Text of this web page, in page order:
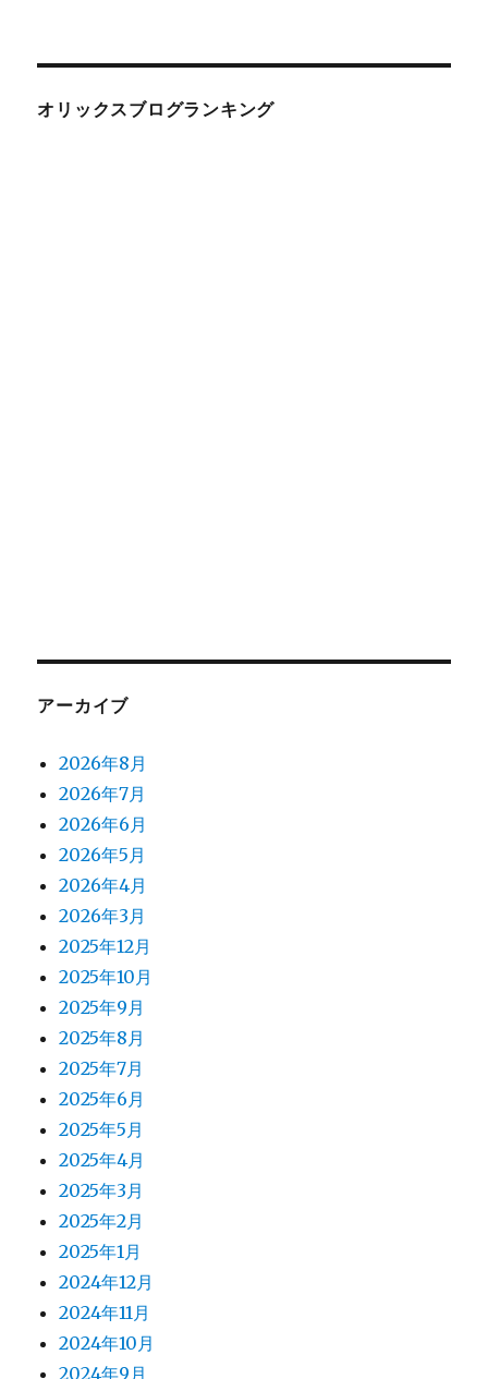
オリックスブログランキング
アーカイブ
2026年8月
2026年7月
2026年6月
2026年5月
2026年4月
2026年3月
2025年12月
2025年10月
2025年9月
2025年8月
2025年7月
2025年6月
2025年5月
2025年4月
2025年3月
2025年2月
2025年1月
2024年12月
2024年11月
2024年10月
2024年9月